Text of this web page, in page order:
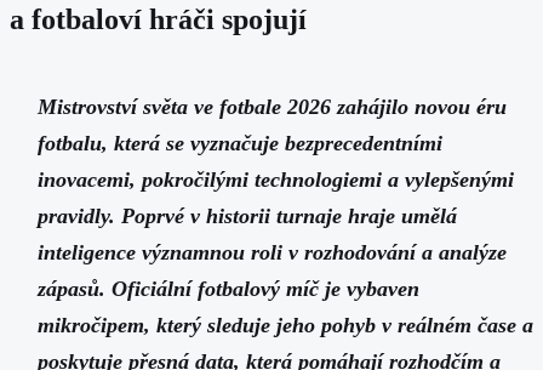
a fotbaloví hráči spojují
Mistrovství světa ve fotbale 2026 zahájilo novou éru
fotbalu, která se vyznačuje bezprecedentními
inovacemi, pokročilými technologiemi a vylepšenými
pravidly. Poprvé v historii turnaje hraje umělá
inteligence významnou roli v rozhodování a analýze
zápasů. Oficiální fotbalový míč je vybaven
mikročipem, který sleduje jeho pohyb v reálném čase a
poskytuje přesná data, která pomáhají rozhodčím a